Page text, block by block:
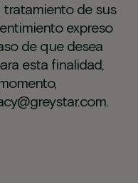
de sus
expreso
de que desea
esta finalidad,